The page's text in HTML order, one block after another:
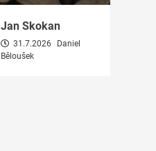
Jan Skokan
31.7.2026
Daniel
Běloušek